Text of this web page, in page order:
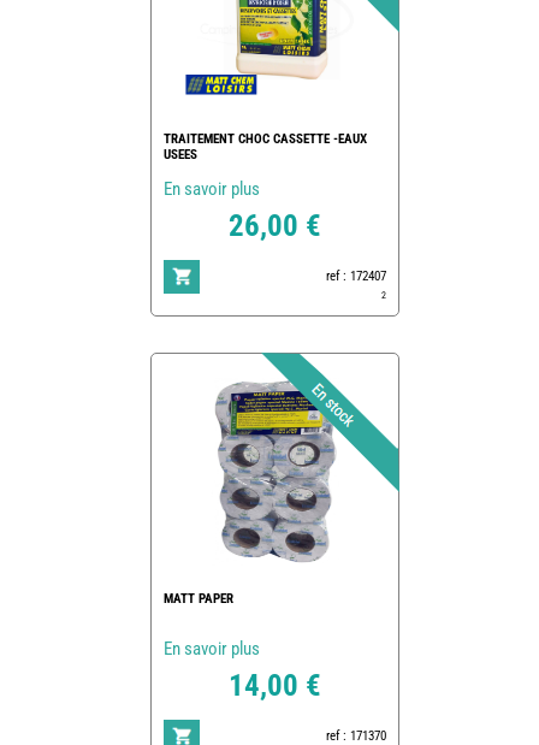
TRAITEMENT CHOC CASSETTE -EAUX
USEES
En savoir plus
26,00 €
ref : 172407
2
MATT PAPER
En savoir plus
14,00 €
ref : 171370